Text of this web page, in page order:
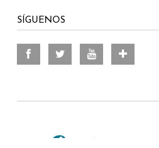
SÍGUENOS